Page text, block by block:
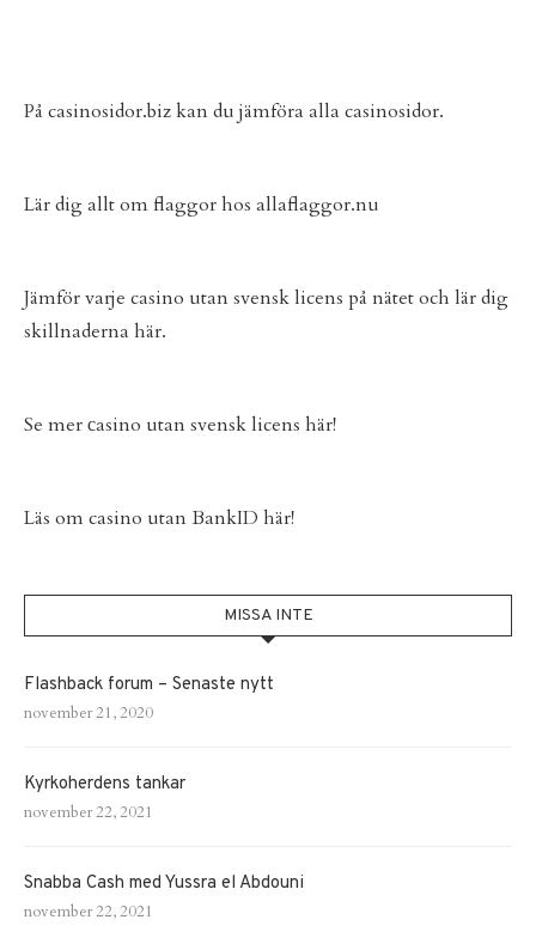
På casinosidor.bizkan du jämföra alla casinosidor.
Lär dig allt om flaggor hos allaflaggor.nu
Jämför varje casino utan svensk licens på nätet och lär dig
skillnaderna här.
Se merсasino utan svensk licens här!
Läs omcasino utan BankID här!
MISSA INTE
Flashback forum – Senaste nytt
november 21, 2020
Kyrkoherdens tankar
november 22, 2021
Snabba Cash med Yussra el Abdouni
november 22, 2021